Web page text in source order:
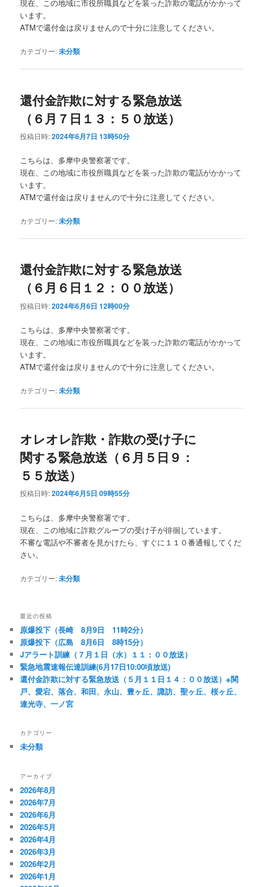
現在、この地域に市役所職員などを装った詐欺の電話がかかって
います。
ATMで還付金は戻りませんので十分に注意してください。
カテゴリー:未分類
還付金詐欺に対する緊急放送
（６月７日１３：５０放送）
投稿日時:2024年6月7日 13時50分
こちらは、多摩中央警察署です。
現在、この地域に市役所職員などを装った詐欺の電話がかかって
います。
ATMで還付金は戻りませんので十分に注意してください。
カテゴリー:未分類
還付金詐欺に対する緊急放送
（６月６日１２：００放送）
投稿日時:2024年6月6日 12時00分
こちらは、多摩中央警察署です。
現在、この地域に市役所職員などを装った詐欺の電話がかかって
います。
ATMで還付金は戻りませんので十分に注意してください。
カテゴリー:未分類
オレオレ詐欺・詐欺の受け子に
関する緊急放送（６月５日９：
５５放送）
投稿日時:2024年6月5日 09時55分
こちらは、多摩中央警察署です。
現在、この地域に詐欺グループの受け子が徘徊しています。
不審な電話や不審者を見かけたら、すぐに１１０番通報してくだ
さい。
カテゴリー:未分類
最近の投稿
原爆投下（長崎 8月9日 11時2分）
原爆投下（広島 8月6日 8時15分）
Jアラート訓練（７月１日（水）１１：００放送）
緊急地震速報伝達訓練(6月17日10:00頃放送)
還付金詐欺に対する緊急放送（５月１１日１４：００放送）※関
戸、愛宕、落合、和田、永山、豊ヶ丘、諏訪、聖ヶ丘、桜ヶ丘、
連光寺、一ノ宮
カテゴリー
未分類
アーカイブ
2026年8月
2026年7月
2026年6月
2026年5月
2026年4月
2026年3月
2026年2月
2026年1月